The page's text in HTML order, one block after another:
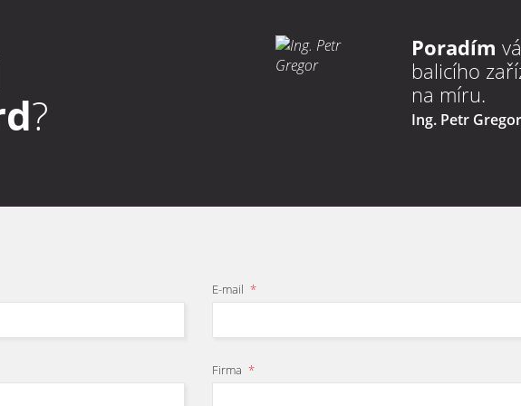
min a tlaku 0,4 MPa přibližně 0,1 m
?
Poradím
balicího
na míru.
Ing. Petr Gregor
E-mail *
Firma *